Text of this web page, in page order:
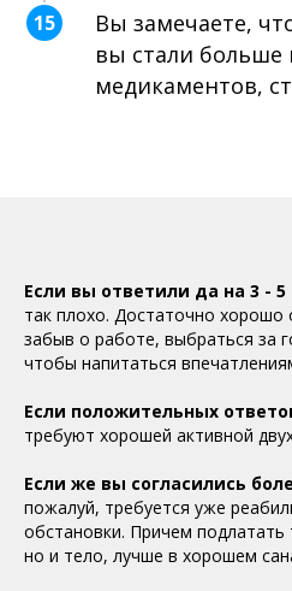
15
Вы замечаете,
вы стали больше
медикаментов,
Если вы ответили да на 3 - 5
так плохо. Достаточно хорошо
забыв о работе, выбраться за
чтобы напитаться
Если положительных
требуют хорошей активной
Если же вы согласились
пожалуй, требуется уже
обстановки. Причем подлатать
но и тело, лучше в хорошем